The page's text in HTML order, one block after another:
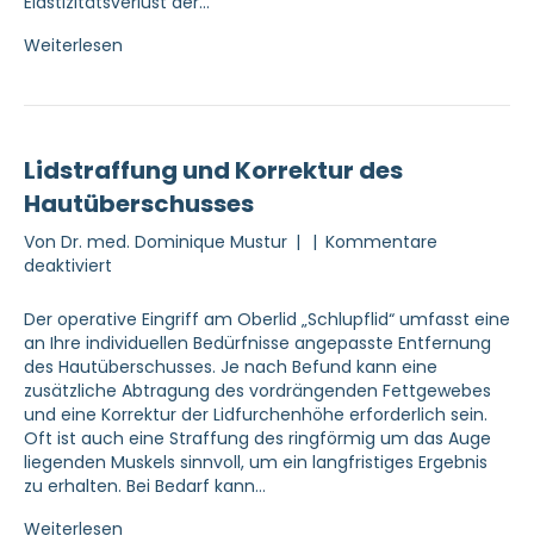
Weiterlesen
Lidstraffung und Korrektur des
Hautüberschusses
Von Dr. med. Dominique Mustur | | Kommentare
deaktiviert
und
Korrektur
des
Hautüberschusses
Der operative Eingriff am Oberlid „Schlupflid“ umfasst eine
an Ihre individuellen Bedürfnisse angepasste Entfernung
des Hautüberschusses. Je nach Befund kann eine
zusätzliche Abtragung des vordrängenden Fettgewebes
und eine Korrektur der Lidfurchenhöhe erforderlich sein.
Oft ist auch eine Straffung des ringförmig um das Auge
liegenden Muskels sinnvoll, um ein langfristiges Ergebnis
zu erhalten. Bei Bedarf kann…
Weiterlesen